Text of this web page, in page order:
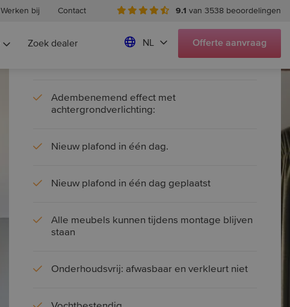
Werken bij Contact 9.1 van 3538 beoordelingen
Zoek dealer NL Offerte aanvraag
Onbeperkte creatieve vrijheid:
Adembenemend effect met
achtergrondverlichting:
Nieuw plafond in één dag.
Nieuw plafond in één dag geplaatst
Alle meubels kunnen tijdens montage blijven
staan
Onderhoudsvrij: afwasbaar en verkleurt niet